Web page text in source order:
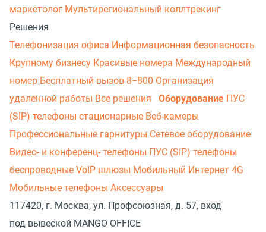
маркетолог Мультирегиональный коллтрекинг
Решения
Телефонизация офиса Информационная безопасность
Крупному бизнесу Красивые номера Международный
номер Бесплатный вызов 8−800 Организация
удаленной работы Все решения Оборудование ПУС
(SIP) телефоны стационарные Веб-камеры
Профессиональные гарнитуры Сетевое оборудование
Видео- и конференц- телефоны ПУС (SIP) телефоны
беспроводные VoIP шлюзы Мобильный Интернет 4G
Мобильные телефоны Аксессуары
117420, г. Москва, ул. Профсоюзная, д. 57, вход
под вывеской MANGO OFFICE